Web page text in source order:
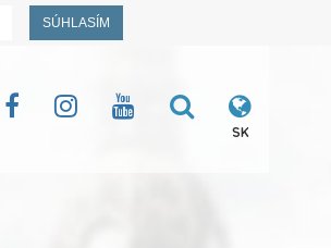
SÚHLASÍM
SK